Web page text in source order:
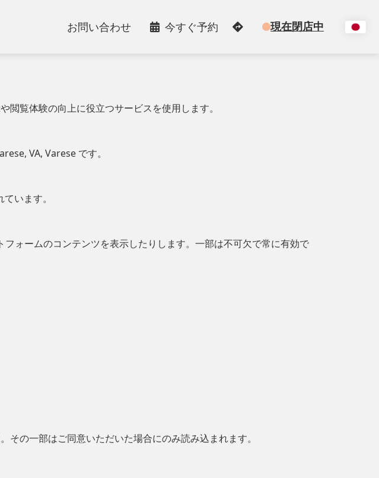
お問い合わせ 今すぐ予約 現在閉店中
覧体験の向上に役立つサービスを使用します。
VA, Varese です。
います。
ォームのコンテンツを表示したりします。一部は不可欠で常に有効で
の一部はご同意いただいた場合にのみ読み込まれます。